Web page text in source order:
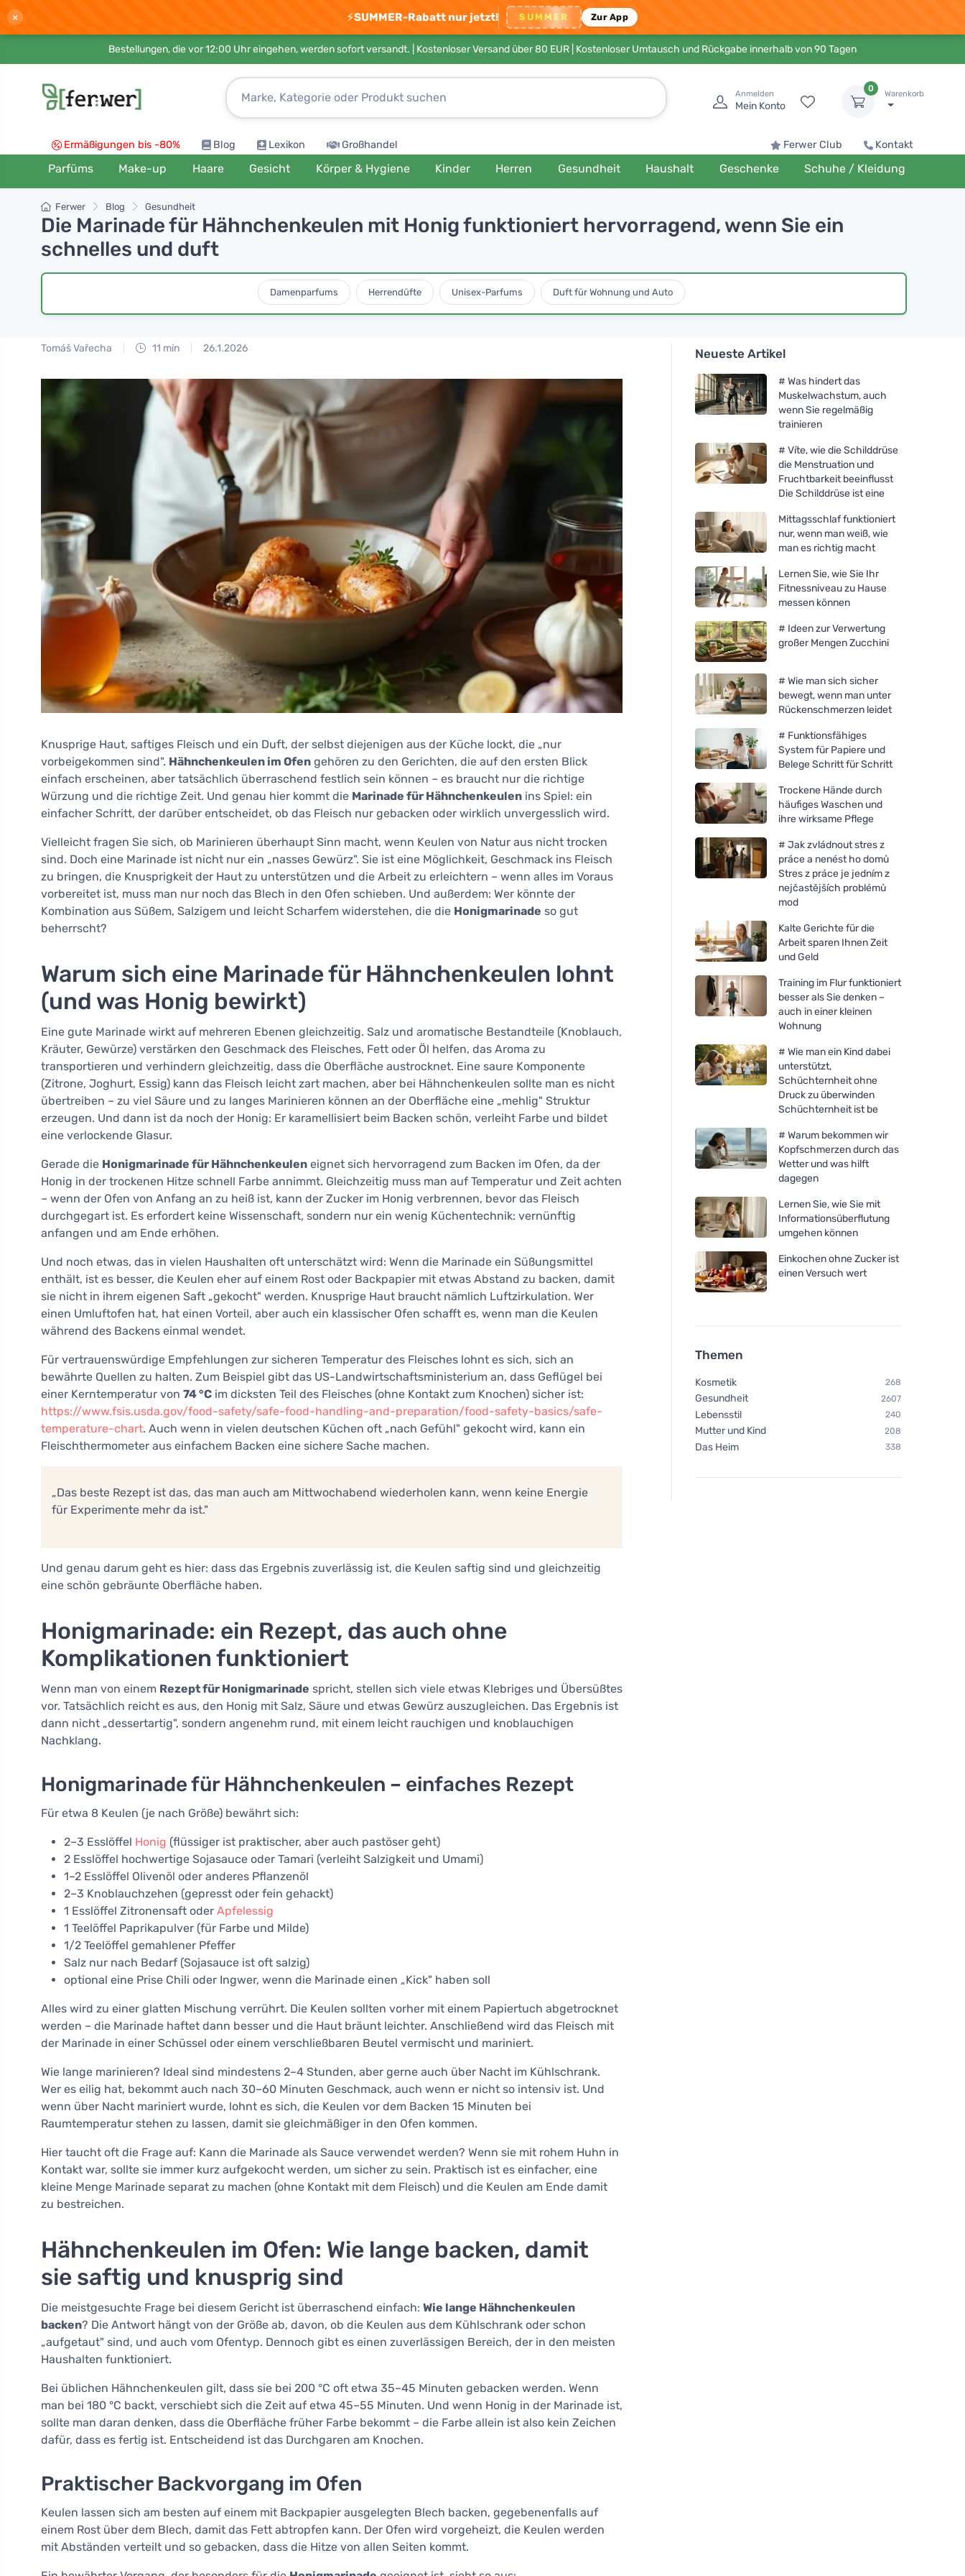
× ⚡SUMMER-Rabatt nur jetzt! SUMMER Zur App
Bestellungen, die vor 12:00 Uhr eingehen, werden sofort versandt. | Kostenloser Versand über 80 EUR | Kostenloser Umtausch und Rückgabe innerhalb von 90 Tagen
Anmelden
Mein Konto
0
Warenkorb
Ermäßigungen bis -80% Blog Lexikon Großhandel Ferwer Club Kontakt
Parfüms Make-up Haare Gesicht Körper & Hygiene Kinder Herren Gesundheit Haushalt Geschenke Schuhe / Kleidung
Ferwer Blog Gesundheit
Die Marinade für Hähnchenkeulen mit Honig funktioniert hervorragend, wenn Sie ein
schnelles und duft
Damenparfums Herrendüfte Unisex-Parfums Duft für Wohnung und Auto
Tomáš Vařecha 11 min 26.1.2026
Knusprige Haut, saftiges Fleisch und ein Duft, der selbst diejenigen aus der Küche lockt, die „nur
vorbeigekommen sind". Hähnchenkeulen im Ofen gehören zu den Gerichten, die auf den ersten Blick
einfach erscheinen, aber tatsächlich überraschend festlich sein können – es braucht nur die richtige
Würzung und die richtige Zeit. Und genau hier kommt die Marinade für Hähnchenkeulen ins Spiel: ein
einfacher Schritt, der darüber entscheidet, ob das Fleisch nur gebacken oder wirklich unvergesslich wird.
Vielleicht fragen Sie sich, ob Marinieren überhaupt Sinn macht, wenn Keulen von Natur aus nicht trocken
sind. Doch eine Marinade ist nicht nur ein „nasses Gewürz". Sie ist eine Möglichkeit, Geschmack ins Fleisch
zu bringen, die Knusprigkeit der Haut zu unterstützen und die Arbeit zu erleichtern – wenn alles im Voraus
vorbereitet ist, muss man nur noch das Blech in den Ofen schieben. Und außerdem: Wer könnte der
Kombination aus Süßem, Salzigem und leicht Scharfem widerstehen, die die Honigmarinade so gut
beherrscht?
Warum sich eine Marinade für Hähnchenkeulen lohnt
(und was Honig bewirkt)
Eine gute Marinade wirkt auf mehreren Ebenen gleichzeitig. Salz und aromatische Bestandteile (Knoblauch,
Kräuter, Gewürze) verstärken den Geschmack des Fleisches, Fett oder Öl helfen, das Aroma zu
transportieren und verhindern gleichzeitig, dass die Oberfläche austrocknet. Eine saure Komponente
(Zitrone, Joghurt, Essig) kann das Fleisch leicht zart machen, aber bei Hähnchenkeulen sollte man es nicht
übertreiben – zu viel Säure und zu langes Marinieren können an der Oberfläche eine „mehlig" Struktur
erzeugen. Und dann ist da noch der Honig: Er karamellisiert beim Backen schön, verleiht Farbe und bildet
eine verlockende Glasur.
Gerade die Honigmarinade für Hähnchenkeulen eignet sich hervorragend zum Backen im Ofen, da der
Honig in der trockenen Hitze schnell Farbe annimmt. Gleichzeitig muss man auf Temperatur und Zeit achten
– wenn der Ofen von Anfang an zu heiß ist, kann der Zucker im Honig verbrennen, bevor das Fleisch
durchgegart ist. Es erfordert keine Wissenschaft, sondern nur ein wenig Küchentechnik: vernünftig
anfangen und am Ende erhöhen.
Und noch etwas, das in vielen Haushalten oft unterschätzt wird: Wenn die Marinade ein Süßungsmittel
enthält, ist es besser, die Keulen eher auf einem Rost oder Backpapier mit etwas Abstand zu backen, damit
sie nicht in ihrem eigenen Saft „gekocht" werden. Knusprige Haut braucht nämlich Luftzirkulation. Wer
einen Umluftofen hat, hat einen Vorteil, aber auch ein klassischer Ofen schafft es, wenn man die Keulen
während des Backens einmal wendet.
Für vertrauenswürdige Empfehlungen zur sicheren Temperatur des Fleisches lohnt es sich, sich an
bewährte Quellen zu halten. Zum Beispiel gibt das US-Landwirtschaftsministerium an, dass Geflügel bei
einer Kerntemperatur von 74 °C im dicksten Teil des Fleisches (ohne Kontakt zum Knochen) sicher ist:
https://www.fsis.usda.gov/food-safety/safe-food-handling-and-preparation/food-safety-basics/safe-
temperature-chart. Auch wenn in vielen deutschen Küchen oft „nach Gefühl" gekocht wird, kann ein
Fleischthermometer aus einfachem Backen eine sichere Sache machen.
„Das beste Rezept ist das, das man auch am Mittwochabend wiederholen kann, wenn keine Energie
für Experimente mehr da ist."
Und genau darum geht es hier: dass das Ergebnis zuverlässig ist, die Keulen saftig sind und gleichzeitig
eine schön gebräunte Oberfläche haben.
Honigmarinade: ein Rezept, das auch ohne
Komplikationen funktioniert
Wenn man von einem Rezept für Honigmarinade spricht, stellen sich viele etwas Klebriges und Übersüßtes
vor. Tatsächlich reicht es aus, den Honig mit Salz, Säure und etwas Gewürz auszugleichen. Das Ergebnis ist
dann nicht „dessertartig", sondern angenehm rund, mit einem leicht rauchigen und knoblauchigen
Nachklang.
Honigmarinade für Hähnchenkeulen – einfaches Rezept
Für etwa 8 Keulen (je nach Größe) bewährt sich:
2–3 Esslöffel Honig (flüssiger ist praktischer, aber auch pastöser geht)
2 Esslöffel hochwertige Sojasauce oder Tamari (verleiht Salzigkeit und Umami)
1–2 Esslöffel Olivenöl oder anderes Pflanzenöl
2–3 Knoblauchzehen (gepresst oder fein gehackt)
1 Esslöffel Zitronensaft oder Apfelessig
1 Teelöffel Paprikapulver (für Farbe und Milde)
1/2 Teelöffel gemahlener Pfeffer
Salz nur nach Bedarf (Sojasauce ist oft salzig)
optional eine Prise Chili oder Ingwer, wenn die Marinade einen „Kick" haben soll
Alles wird zu einer glatten Mischung verrührt. Die Keulen sollten vorher mit einem Papiertuch abgetrocknet
werden – die Marinade haftet dann besser und die Haut bräunt leichter. Anschließend wird das Fleisch mit
der Marinade in einer Schüssel oder einem verschließbaren Beutel vermischt und mariniert.
Wie lange marinieren? Ideal sind mindestens 2–4 Stunden, aber gerne auch über Nacht im Kühlschrank.
Wer es eilig hat, bekommt auch nach 30–60 Minuten Geschmack, auch wenn er nicht so intensiv ist. Und
wenn über Nacht mariniert wurde, lohnt es sich, die Keulen vor dem Backen 15 Minuten bei
Raumtemperatur stehen zu lassen, damit sie gleichmäßiger in den Ofen kommen.
Hier taucht oft die Frage auf: Kann die Marinade als Sauce verwendet werden? Wenn sie mit rohem Huhn in
Kontakt war, sollte sie immer kurz aufgekocht werden, um sicher zu sein. Praktisch ist es einfacher, eine
kleine Menge Marinade separat zu machen (ohne Kontakt mit dem Fleisch) und die Keulen am Ende damit
zu bestreichen.
Hähnchenkeulen im Ofen: Wie lange backen, damit
sie saftig und knusprig sind
Die meistgesuchte Frage bei diesem Gericht ist überraschend einfach: Wie lange Hähnchenkeulen
backen? Die Antwort hängt von der Größe ab, davon, ob die Keulen aus dem Kühlschrank oder schon
„aufgetaut" sind, und auch vom Ofentyp. Dennoch gibt es einen zuverlässigen Bereich, der in den meisten
Haushalten funktioniert.
Bei üblichen Hähnchenkeulen gilt, dass sie bei 200 °C oft etwa 35–45 Minuten gebacken werden. Wenn
man bei 180 °C backt, verschiebt sich die Zeit auf etwa 45–55 Minuten. Und wenn Honig in der Marinade ist,
sollte man daran denken, dass die Oberfläche früher Farbe bekommt – die Farbe allein ist also kein Zeichen
dafür, dass es fertig ist. Entscheidend ist das Durchgaren am Knochen.
Praktischer Backvorgang im Ofen
Keulen lassen sich am besten auf einem mit Backpapier ausgelegten Blech backen, gegebenenfalls auf
einem Rost über dem Blech, damit das Fett abtropfen kann. Der Ofen wird vorgeheizt, die Keulen werden
mit Abständen verteilt und so gebacken, dass die Hitze von allen Seiten kommt.
Neueste Artikel
# Was hindert das
Muskelwachstum, auch
wenn Sie regelmäßig
trainieren
# Víte, wie die Schilddrüse
die Menstruation und
Fruchtbarkeit beeinflusst
Die Schilddrüse ist eine
Mittagsschlaf funktioniert
nur, wenn man weiß, wie
man es richtig macht
Lernen Sie, wie Sie Ihr
Fitnessniveau zu Hause
messen können
# Ideen zur Verwertung
großer Mengen Zucchini
# Wie man sich sicher
bewegt, wenn man unter
Rückenschmerzen leidet
# Funktionsfähiges
System für Papiere und
Belege Schritt für Schritt
Trockene Hände durch
häufiges Waschen und
ihre wirksame Pflege
# Jak zvládnout stres z
práce a nenést ho domů
Stres z práce je jedním z
nejčastějších problémů
mod
Kalte Gerichte für die
Arbeit sparen Ihnen Zeit
und Geld
Training im Flur funktioniert
besser als Sie denken –
auch in einer kleinen
Wohnung
# Wie man ein Kind dabei
unterstützt,
Schüchternheit ohne
Druck zu überwinden
Schüchternheit ist be
# Warum bekommen wir
Kopfschmerzen durch das
Wetter und was hilft
dagegen
Lernen Sie, wie Sie mit
Informationsüberflutung
umgehen können
Einkochen ohne Zucker ist
einen Versuch wert
Themen
Kosmetik 268
Gesundheit 2607
Lebensstil 240
Mutter und Kind 208
Das Heim 338